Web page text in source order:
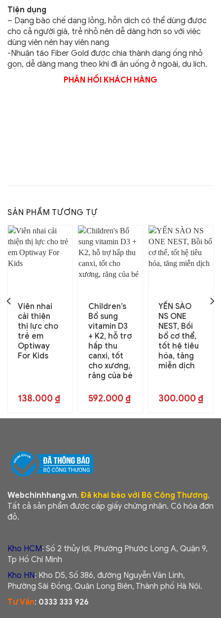
Tiện dụng
– Dạng bào chế dạng lỏng, hỗn dịch có thể dùng được
cho cả người già, trẻ nhỏ nên dễ dàng hơn so với việc
dùng viên nén hay viên nang
-Nhuận táo Fiber Gold được chia thành dạng ống nhỏ
gọn, dễ dàng mang theo khi đi ăn uống ở ngoài, du lịch.
PHẢN HỒI KHÁCH HÀNG
SẢN PHẨM TƯƠNG TỰ
Viên nhai
cải thiện
thị lực cho
trẻ em
Optiway
For Kids
138.000 ₫
Children’s
Bổ sung
vitamin D3
+ K2, hỗ trợ
hấp thu
canxi, tốt
cho xương,
răng của bé
592.000 ₫
YẾN SÀO
NS ONE
NEST, Bồi
bổ cơ thể,
tốt hệ tiêu
hóa, tăng
miễn dịch
300.000 ₫
Webchinhhang.vn. Đã khai báo với Bộ Công Thương.
Tất cả sản phẩm được cấp giấy chứng nhận. Có hóa đơn
đỏ.
Kho HCM: Số 2 thủy lợi, Phường Phước Long A, Quận 9,
Tp Hồ Chí Minh
Kho HN: Kho D5, Số 386, đường Nguyễn Văn Linh,
Phường Sài Đồng, Quận Long Biên, Thành phố Hà Nội.
Tư Vấn: 0333 333 926